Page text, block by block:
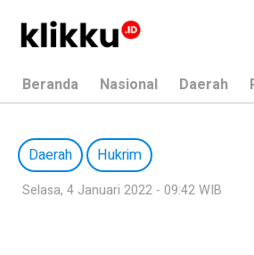
Beranda Nasional Daerah
Daerah Hukrim
Selasa, 4 Januari 2022 - 09:42 WIB